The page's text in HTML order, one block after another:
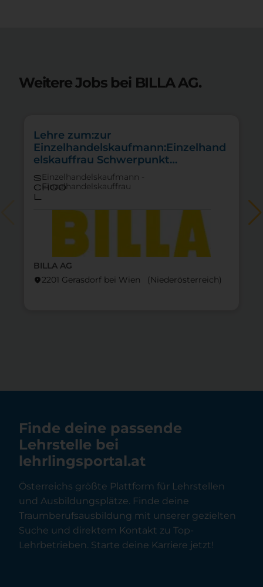
Weitere Jobs bei BILLA AG.
BILLA AG
location_on2201 Gerasdorf bei Wien (Nieder­österreich)
Lehre zum:zur
Einzelhandelskaufmann:Einzelhand
elskauffrau Schwerpunkt
Feinkostfachverkauf
s
choo
l
Einzelhandelskaufmann -
Einzelhandelskauffrau
Finde deine passende
Lehrstelle bei
lehrlingsportal.at
Österreichs größte Plattform für Lehrstellen
und Ausbildungsplätze. Finde deine
Traumberufsausbildung mit unserer gezielten
Suche und direktem Kontakt zu Top-
Lehrbetrieben. Starte deine Karriere jetzt!